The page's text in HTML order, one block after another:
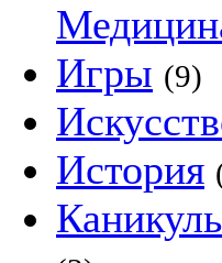
Игры (9)
История